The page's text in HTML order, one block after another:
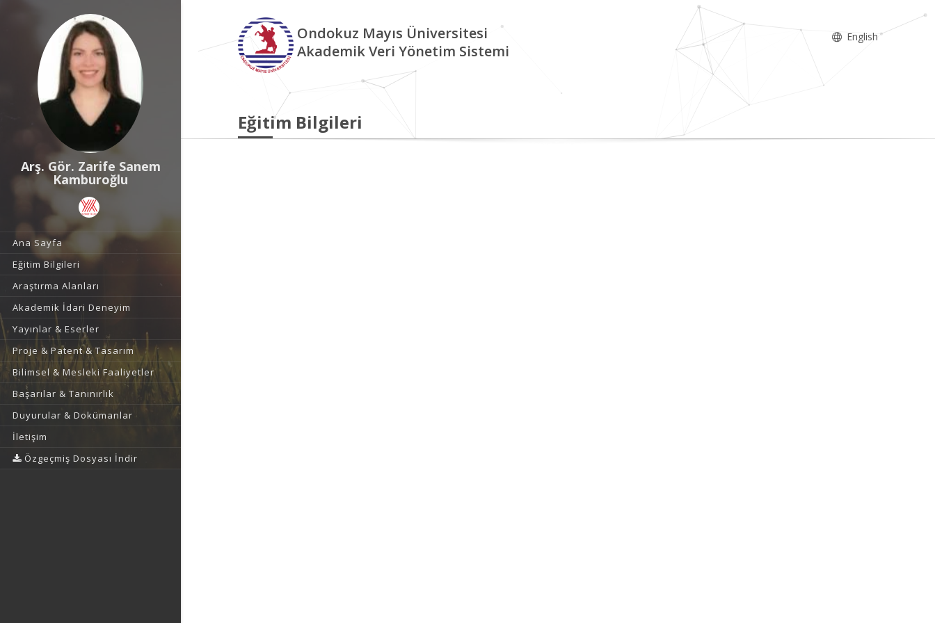
Arş. Gör. Zarife Sanem
Kamburoğlu
Ana Sayfa
Eğitim Bilgileri
Araştırma Alanları
Akademik İdari Deneyim
Yayınlar & Eserler
Proje & Patent & Tasarım
Bilimsel & Mesleki Faaliyetler
Başarılar & Tanınırlık
Duyurular & Dokümanlar
İletişim
Özgeçmiş Dosyası İndir
Ondokuz Mayıs Üniversitesi
Akademik Veri Yönetim Sistemi
English
Eğitim Bilgileri